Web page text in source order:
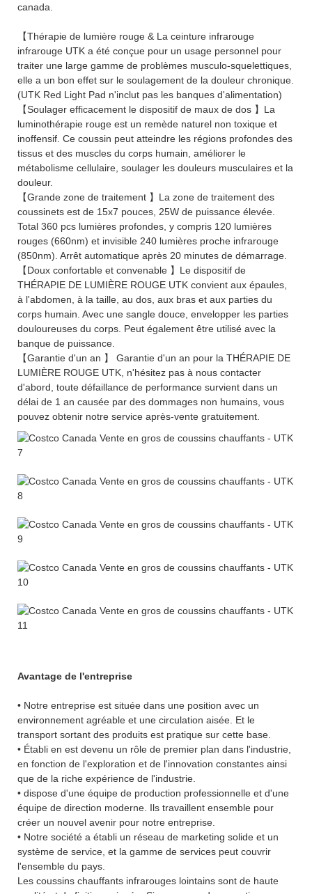
canada.
【Thérapie de lumière rouge & La ceinture infrarouge
infrarouge UTK a été conçue pour un usage personnel pour
traiter une large gamme de problèmes musculo-squelettiques,
elle a un bon effet sur le soulagement de la douleur chronique.
(UTK Red Light Pad n'inclut pas les banques d'alimentation)
【Soulager efficacement le dispositif de maux de dos 】La
luminothérapie rouge est un remède naturel non toxique et
inoffensif. Ce coussin peut atteindre les régions profondes des
tissus et des muscles du corps humain, améliorer le
métabolisme cellulaire, soulager les douleurs musculaires et la
douleur.
【Grande zone de traitement 】La zone de traitement des
coussinets est de 15x7 pouces, 25W de puissance élevée.
Total 360 pcs lumières profondes, y compris 120 lumières
rouges (660nm) et invisible 240 lumières proche infrarouge
(850nm). Arrêt automatique après 20 minutes de démarrage.
【Doux confortable et convenable 】Le dispositif de
THÉRAPIE DE LUMIÈRE ROUGE UTK convient aux épaules,
à l'abdomen, à la taille, au dos, aux bras et aux parties du
corps humain. Avec une sangle douce, envelopper les parties
douloureuses du corps. Peut également être utilisé avec la
banque de puissance.
【Garantie d'un an 】 Garantie d'un an pour la THÉRAPIE DE
LUMIÈRE ROUGE UTK, n'hésitez pas à nous contacter
d'abord, toute défaillance de performance survient dans un
délai de 1 an causée par des dommages non humains, vous
pouvez obtenir notre service après-vente gratuitement.
Avantage de l'entreprise
• Notre entreprise est située dans une position avec un
environnement agréable et une circulation aisée. Et le
transport sortant des produits est pratique sur cette base.
• Établi en est devenu un rôle de premier plan dans l'industrie,
en fonction de l'exploration et de l'innovation constantes ainsi
que de la riche expérience de l'industrie.
• dispose d'une équipe de production professionnelle et d'une
équipe de direction moderne. Ils travaillent ensemble pour
créer un nouvel avenir pour notre entreprise.
• Notre société a établi un réseau de marketing solide et un
système de service, et la gamme de services peut couvrir
l'ensemble du pays.
Les coussins chauffants infrarouges lointains sont de haute